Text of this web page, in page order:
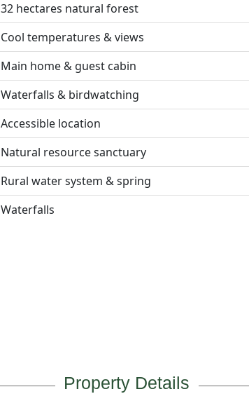
32 hectares natural forest
Cool temperatures & views
Main home & guest cabin
Waterfalls & birdwatching
Accessible location
Natural resource sanctuary
Rural water system & spring
Waterfalls
Property Details